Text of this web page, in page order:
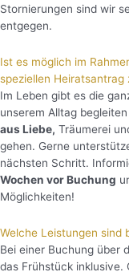
Stornierungen sind wir
entgegen.
Ist es möglich im
speziellen Heiratsantrag
Im Leben gibt es die
unserem Alltag
aus Liebe, Träumerei
gehen. Gerne
nächsten Schritt.
Wochen vor Buchung
Möglichkeiten!
Welche Leistungen sind
Bei einer Buchung über
das Frühstück inklusive.